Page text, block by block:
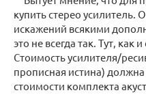
купить стерео усилитель.
искажений всякими
это не всегда так. Тут, как
Стоимость усилителя/
прописная истина)
стоимости комплекта